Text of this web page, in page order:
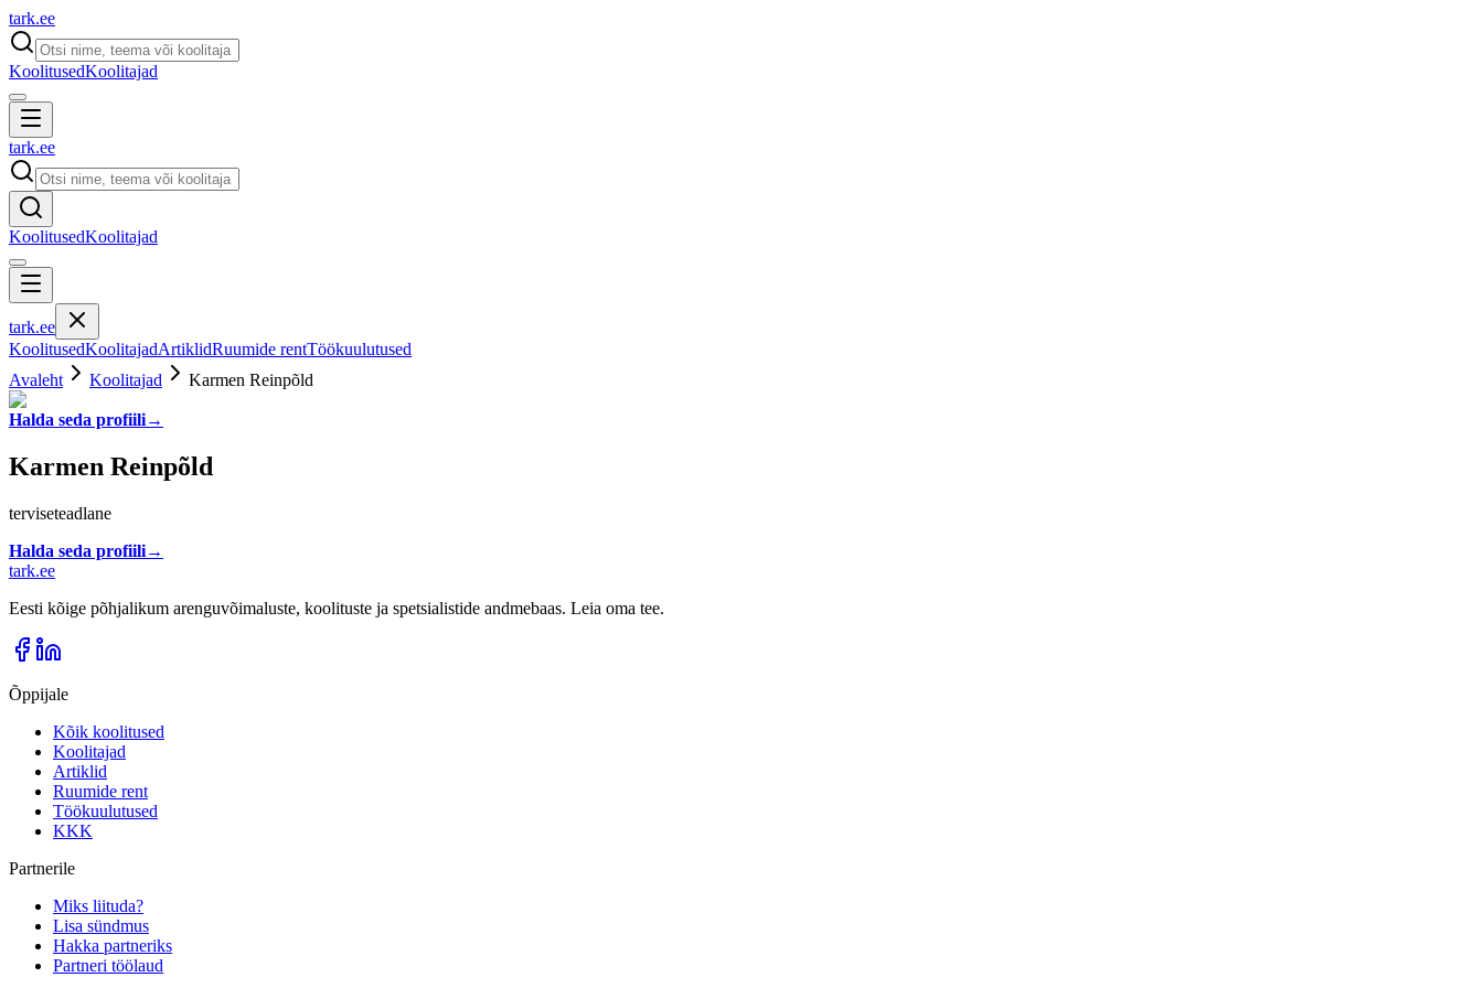
tark.ee
KoolitusedKoolitajad
tark.ee
KoolitusedKoolitajad
tark.ee
KoolitusedKoolitajadArtiklidRuumide rentTöökuulutused
Avaleht
Koolitajad Karmen Reinpõld
Halda seda profiili→
Karmen Reinpõld
terviseteadlane
Halda seda profiili→
tark.ee
Eesti kõige põhjalikum arenguvõimaluste, koolituste ja spetsialistide andmebaas. Leia oma tee.
Õppijale
Kõik koolitused
Koolitajad
Artiklid
Ruumide rent
Töökuulutused
KKK
Partnerile
Miks liituda?
Lisa sündmus
Hakka partneriks
Partneri töölaud